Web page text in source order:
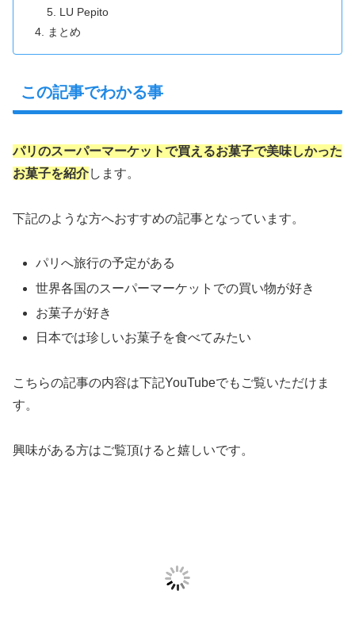
LU Pepito
まとめ
この記事でわかる事
パリのスーパーマーケットで買えるお菓子で美味しかった
お菓子を紹介します。
下記のような方へおすすめの記事となっています。
パリへ旅行の予定がある
世界各国のスーパーマーケットでの買い物が好き
お菓子が好き
日本では珍しいお菓子を食べてみたい
こちらの記事の内容は下記YouTubeでもご覧いただけま
す。
興味がある方はご覧頂けると嬉しいです。